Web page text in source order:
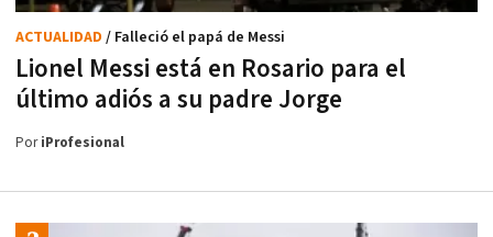
Lionel Messi está en Rosario para el
último adiós a su padre Jorge
ACTUALIDAD / Falleció el papá de Messi
PoriProfesional